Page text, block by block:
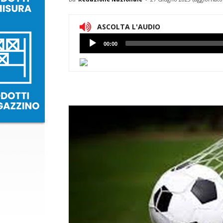
ASCOLTA L'AUDIO
Lettore
Audio
00:00